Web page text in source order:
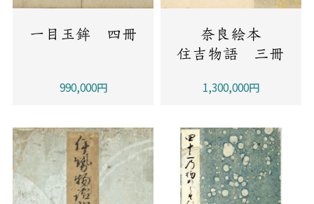
一目玉鉾 四冊
990,000円
奈良絵本
住吉物語 三冊
1,300,000円